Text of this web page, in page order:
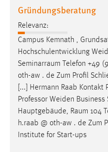
Gründungsberatung
Relevanz:
Campus Kemnath ,
Hochschulentwicklung
Seminarraum Telefon +49
oth-aw . de Zum Profil
[...] Hermann Raab Kontakt
Professor Weiden Business
Hauptgebäude, Raum 104
h.raab @ oth-aw . de Zum
Institute for Start-ups